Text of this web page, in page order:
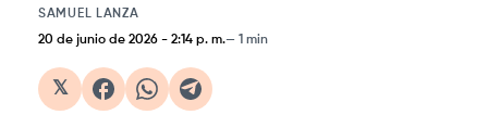
SAMUEL LANZA
20 de junio de 2026 - 2:14 p. m. 1 min
𝕏